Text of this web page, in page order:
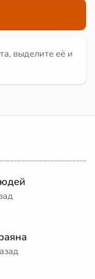
выделите её и